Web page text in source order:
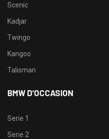
Scenic
Kadjar
Twingo
Kangoo
Talisman
BMW D’OCCASION
Serie 1
Serie 2